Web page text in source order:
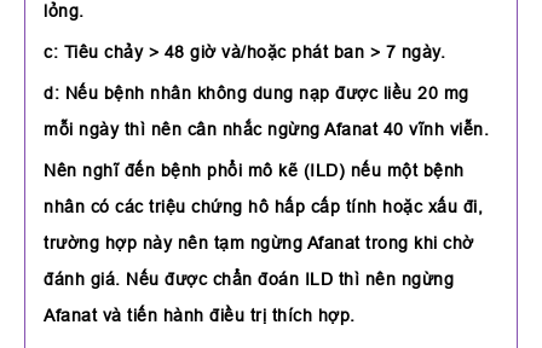
lỏng.
c: Tiêu chảy > 48 giờ và/hoặc phát ban > 7 ngày.
d: Nếu bệnh nhân không dung nạp được liều 20 mg
mỗi ngày thì nên cân nhắc ngừng Afanat 40 vĩnh viễn.
Nên nghĩ đến bệnh phổi mô kẽ (ILD) nếu một bệnh
nhân có các triệu chứng hô hấp cấp tính hoặc xấu đi,
trường hợp này nên tạm ngừng Afanat trong khi chờ
đánh giá. Nếu được chẩn đoán ILD thì nên ngừng
Afanat và tiến hành điều trị thích hợp.